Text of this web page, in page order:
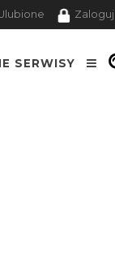
Zaloguj
SERWISY